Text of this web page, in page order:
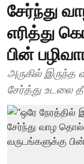
சேர்ந்து
எரித்து
பின்
அருகில் இருந்த
சேர்த்து உடலை